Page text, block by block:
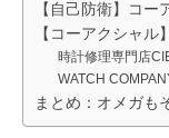
【自己防衛】コー
【コーアクシャル
時計修理専門店
WATCH
まとめ：オメガも